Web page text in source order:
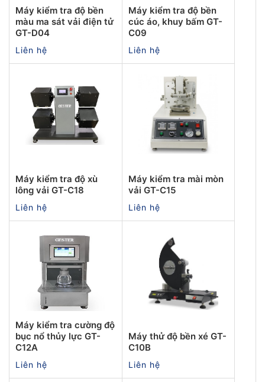
Máy kiểm tra độ bền
màu ma sát vải điện tử
GT-D04
Liên hệ
Máy kiểm tra độ bền
cúc áo, khuy bấm GT-
C09
Liên hệ
Máy kiểm tra độ xù
lông vải GT-C18
Liên hệ
Máy kiểm tra mài mòn
vải GT-C15
Liên hệ
Máy kiểm tra cường độ
bục nổ thủy lực GT-
C12A
Liên hệ
Máy thử độ bền xé GT-
C10B
Liên hệ